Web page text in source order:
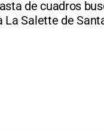
de cuadros
La Salette de